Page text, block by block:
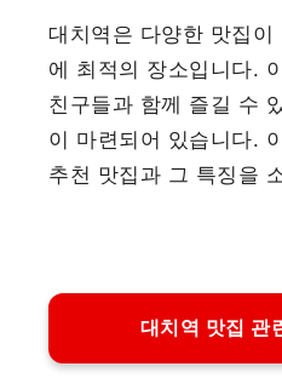
대치역은 다양한 맛집이
에 최적의 장소입니다.
친구들과 함께 즐길 수
이 마련되어 있습니다.
추천 맛집과 그 특징을
대치역 맛집 관